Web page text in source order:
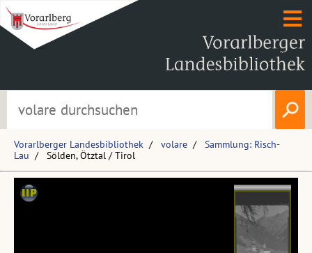
Vorarlberger Landesbibliothek volare
Sammlung: Risch-
Lau
Sölden, Ötztal / Tirol